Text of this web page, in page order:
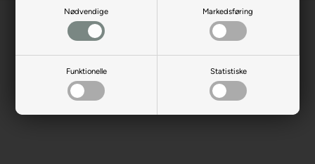
Nødvendige Markedsføring
Funktionelle Statistiske